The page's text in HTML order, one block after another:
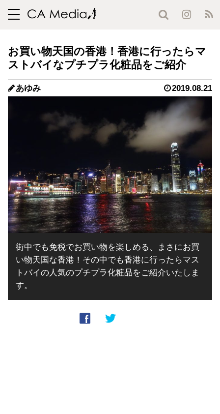
toggle
お買い物天国の香港！香港に行ったらマ
ストバイなプチプラ化粧品をご紹介
あゆみ 2019.08.21
街中でも免税でお買い物を楽しめる、まさにお買
い物天国な香港！その中でも香港に行ったらマス
トバイの人気のプチプラ化粧品をご紹介いたしま
す。